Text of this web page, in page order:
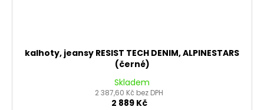
kalhoty, jeansy RESIST TECH DENIM, ALPINESTARS
(černé)
Skladem
2 387,60 Kč bez DPH
2 889 Kč